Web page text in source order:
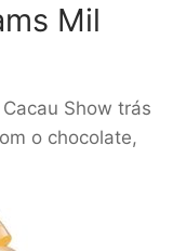
Mil
Show trás
o chocolate,